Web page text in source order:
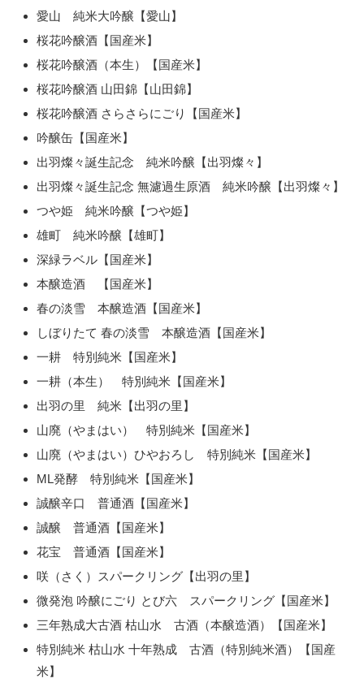
愛山 純米大吟醸【愛山】
桜花吟醸酒【国産米】
桜花吟醸酒（本生）【国産米】
桜花吟醸酒 山田錦【山田錦】
桜花吟醸酒 さらさらにごり【国産米】
吟醸缶【国産米】
出羽燦々誕生記念 純米吟醸【出羽燦々】
出羽燦々誕生記念 無濾過生原酒 純米吟醸【出羽燦々】
つや姫 純米吟醸【つや姫】
雄町 純米吟醸【雄町】
深緑ラベル【国産米】
本醸造酒 【国産米】
春の淡雪 本醸造酒【国産米】
しぼりたて 春の淡雪 本醸造酒【国産米】
一耕 特別純米【国産米】
一耕（本生） 特別純米【国産米】
出羽の里 純米【出羽の里】
山廃（やまはい） 特別純米【国産米】
山廃（やまはい）ひやおろし 特別純米【国産米】
ML発酵 特別純米【国産米】
誠醸辛口 普通酒【国産米】
誠醸 普通酒【国産米】
花宝 普通酒【国産米】
咲（さく）スパークリング【出羽の里】
微発泡 吟醸にごり とび六 スパークリング【国産米】
三年熟成大古酒 枯山水 古酒（本醸造酒）【国産米】
特別純米 枯山水 十年熟成 古酒（特別純米酒）【国産
米】